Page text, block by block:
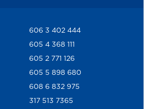
606 3 402 444
605 4 368 111
605 2 771 126
605 5 898 680
608 6 832 975
317 513 7365